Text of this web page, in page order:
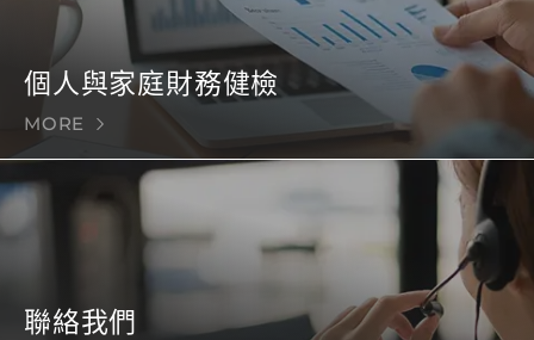
個人與家庭財務健檢
MORE
聯絡我們